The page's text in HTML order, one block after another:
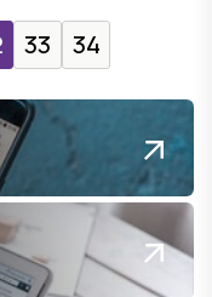
33 34